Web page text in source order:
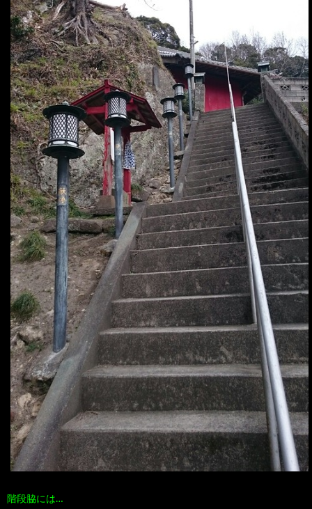
階段脇には…